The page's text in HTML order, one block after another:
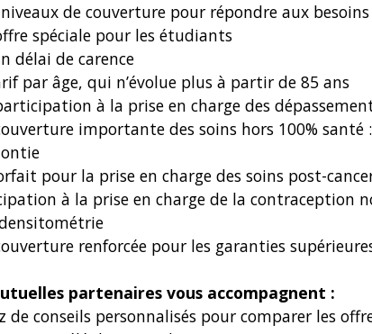
de couverture pour répondre aux
spéciale pour les étudiants
délai de carence
par âge, qui n’évolue plus à partir de 85 ans
à la prise en charge des
importante des soins hors 100%
pour la prise en charge des soins post-
à la prise en charge de la contraception
renforcée pour les garanties
partenaires vous accompagnent :
de conseils personnalisés pour comparer les